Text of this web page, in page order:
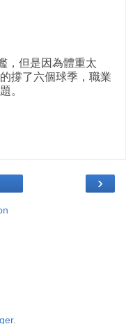
，但是因為體重太
撐了六個球季，職業
。
›
.